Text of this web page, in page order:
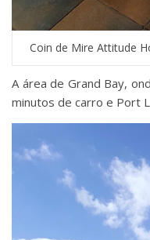
Coin de Mire Attitude
A área de Grand Bay,
minutos de carro e Port